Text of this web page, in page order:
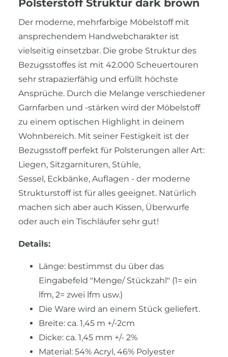
Polsterstoff Struktur dark brown
Der moderne, mehrfarbige Möbelstoff mit
ansprechendem Handwebcharakter ist
vielseitig einsetzbar. Die grobe Struktur des
Bezugsstoffes ist mit 42.000 Scheuertouren
sehr strapazierfähig und erfüllt höchste
Ansprüche. Durch die Melange verschiedener
Garnfarben und -stärken wird der Möbelstoff
zu einem optischen Highlight in deinem
Wohnbereich. Mit seiner Festigkeit ist der
Bezugsstoff perfekt für Polsterungen aller Art:
Liegen, Sitzgarnituren, Stühle,
Sessel, Eckbänke, Auflagen - der moderne
Strukturstoff ist für alles geeignet. Natürlich
machen sich aber auch Kissen, Überwurfe
oder auch ein Tischläufer sehr gut!
Details:
Länge: bestimmst du über das
Eingabefeld "Menge/ Stückzahl" (1= ein
lfm, 2= zwei lfm usw.)
Die Ware wird an einem Stück geliefert.
Breite: ca. 1,45 m +/-2cm
Dicke: ca. 1,45 mm +/- 2%
Material: 54% Acryl, 46% Polyester